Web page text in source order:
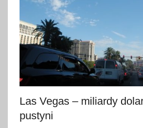
o
p
a
a
2
0
7
Las Vegas – miliardy
pustyni